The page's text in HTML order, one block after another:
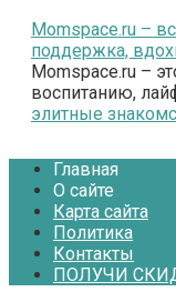
Momspace.ru –
поддержка,
Momspace.ru –
воспитанию,
элитные
Главная
О сайте
Карта сайта
Политика
Контакты
ПОЛУЧИ